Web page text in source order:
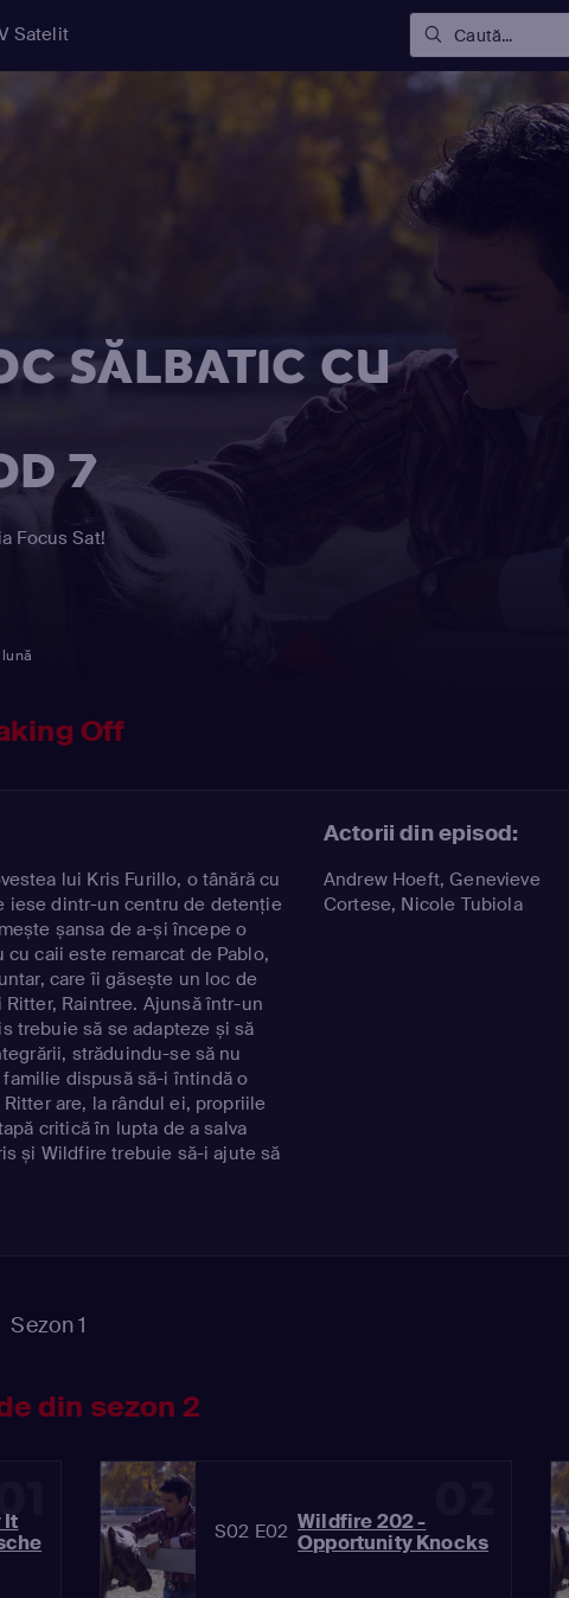
Satelit Caută...
SĂLBATIC CU
7
Focus Sat!
Off
lui Kris Furillo, o tânără cu
iese dintr-un centru de detenție
șansa de a-și începe o
cu caii este remarcat de Pablo,
care îi găsește un loc de
Raintree. Ajunsă într-un
trebuie să se adapteze și să
străduindu-se să nu
dispusă să-i întindă o
are, la rândul ei, propriile
critică în lupta de a salva
și Wildfire trebuie să-i ajute să
Actorii din episod:
Andrew Hoeft,Genevieve
Cortese, Nicole Tubiola
Sezon 1
din sezon 2
01
It
S02 E02 Wildfire 202 -
Opportunity Knocks